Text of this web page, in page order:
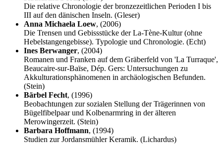
Die relative Chronologie der bronzezeitlichen Perioden I bis
III auf den dänischen Inseln. (Gleser)
Anna Michaela Loew, (2006)
Die Trensen und Gebissstücke der La-Tène-Kultur (ohne
Hebelstangengebisse). Typologie und Chronologie. (Echt)
Ines Berwanger, (2004)
Romanen und Franken auf dem Gräberfeld von 'La Turraque',
Beaucaire-sur-Baïse, Dép. Gers: Untersuchungen zu
Akkulturationsphänomenen in archäologischen Befunden.
(Stein)
Bärbel Fecht, (1996)
Beobachtungen zur sozialen Stellung der Trägerinnen von
Bügelfibelpaar und Kolbenarmring in der älteren
Merowingerzeit. (Stein)
Barbara Hoffmann, (1994)
Studien zur Jordansmühler Keramik. (Lichardus)